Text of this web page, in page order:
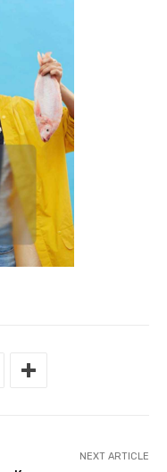
NEXT ARTICLE